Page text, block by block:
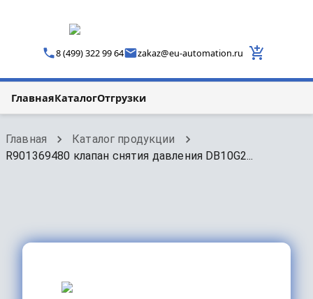
8 (499) 322 99 64 zakaz@eu-automation.ru
ГлавнаяКаталогОтгрузки
Главная
Каталог продукции
R901369480 клапан снятия давления DB10G2...